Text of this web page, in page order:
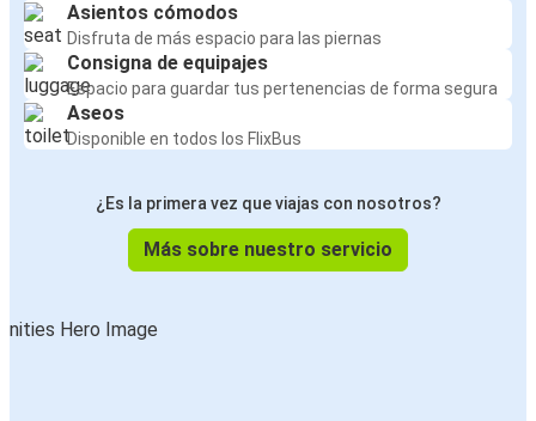
Asientos cómodos
Disfruta de más espacio para las piernas
Consigna de equipajes
Espacio para guardar tus pertenencias de forma segura
Aseos
Disponible en todos los FlixBus
¿Es la primera vez que viajas con nosotros?
Más sobre nuestro servicio